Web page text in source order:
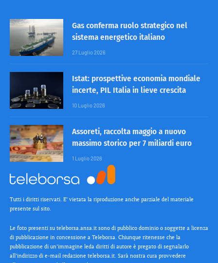
Gas conferma ruolo strategico nel
sistema energetico italiano
27 Luglio 2026
Istat: prospettive economia mondiale
incerte, PIL Italia in lieve crescita
10 Luglio 2026
Assoreti, raccolta maggio a nuovo
massimo storico per 7 miliardi euro
1 Luglio 2026
Tutti i diritti riservati. E’ vietata la riproduzione anche parziale del materiale
presente sul sito.
Le foto presenti su teleborsa.ansa.it sono di pubblico dominio o soggette a licenza
di pubblicazione in concessione a Teleborsa. Chiunque ritenesse che la
pubblicazione di un’immagine leda diritti di autore è pregato di segnalarlo
all’indirizzo di e-mail redazione teleborsa.it. Sarà nostra cura provvedere